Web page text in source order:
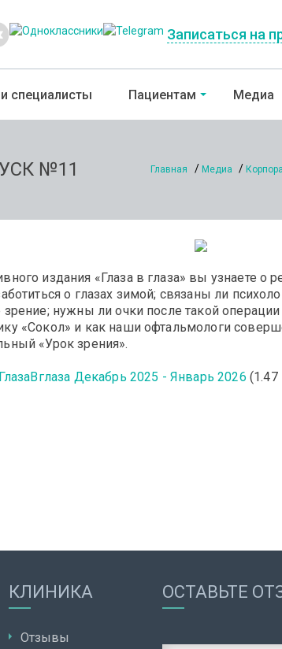
Записаться на
специалисты Пациентам Медиа
№11 Главная Медиа
издания «Глаза в глаза» вы узнаете о
о глазах зимой; связаны ли
нужны ли очки после такой
«Сокол» и как наши офтальмологи
«Урок зрения».
Декабрь 2025 - Январь 2026 (1.47
КЛИНИКА
Отзывы
ОСТАВЬТЕ